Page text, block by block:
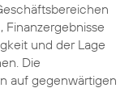
und der Lage
Die
auf gegenwärtigen